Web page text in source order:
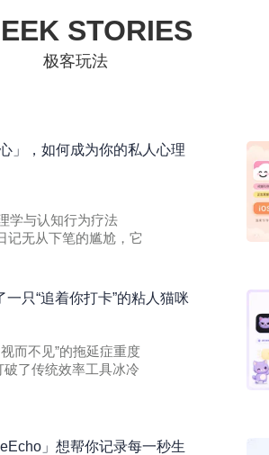
STORIES
极客玩法
」，如何成为你的私人心理
学与认知行为疗法
记无从下笔的尴尬，它
只“追着你打卡”的粘人猫咪
而不见”的拖延症重度
了传统效率工具冰冷
」想帮你记录每一秒生